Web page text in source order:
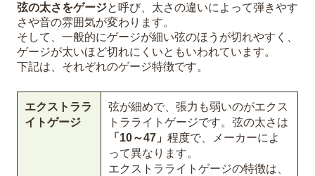
弦の太さをゲージと呼び、太さの違いによって弾きやす
さや音の雰囲気が変わります。
そして、一般的にゲージが細い弦のほうが切れやすく、
ゲージが太いほど切れにくいともいわれています。
下記は、それぞれのゲージ特徴です。
エクストララ
イトゲージ
弦が細めで、張力も弱いのがエクス
トラライトゲージです。弦の太さは
「10～47」 程度で、メーカーによ
って異なります。
エクストラライトゲージの特徴は、